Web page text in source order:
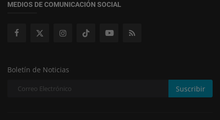
MEDIOS DE COMUNICACIÓN SOCIAL
Boletín de Noticias
Suscribir